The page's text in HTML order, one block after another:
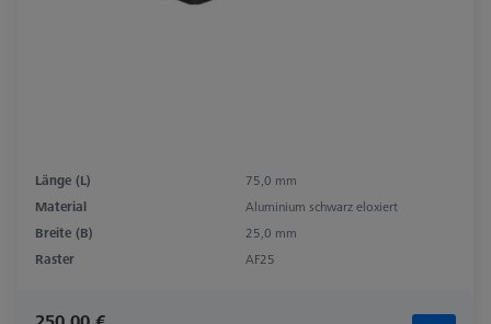
Länge (L)
75,0 mm
Material
Aluminium schwarz eloxiert
Breite (B)
25,0 mm
Raster
AF25